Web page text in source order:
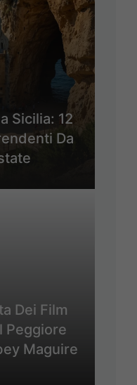
Sicilia: 12
Da
Dei Film
Peggiore
Maguire